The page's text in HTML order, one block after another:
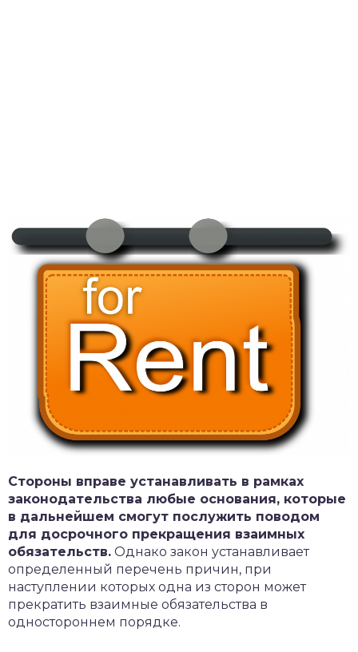
Стороны вправе устанавливать в рамках
законодательства любые основания, которые
в дальнейшем смогут послужить поводом
для досрочного прекращения взаимных
обязательств. Однако закон устанавливает
определенный перечень причин, при
наступлении которых одна из сторон может
прекратить взаимные обязательства в
одностороннем порядке.